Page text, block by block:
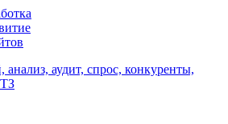
анализ, аудит, спрос, конкуренты,